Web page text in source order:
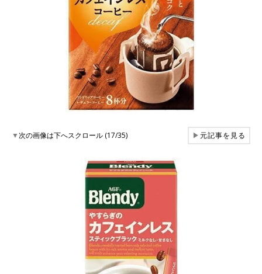
▼次の画像は下へスクロール (17/35) ▶元記事を見る